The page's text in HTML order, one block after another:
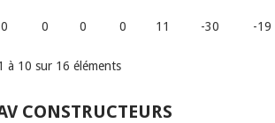
0 0 0 0 11 -30 -19
à 10 sur 16 éléments
CONSTRUCTEURS